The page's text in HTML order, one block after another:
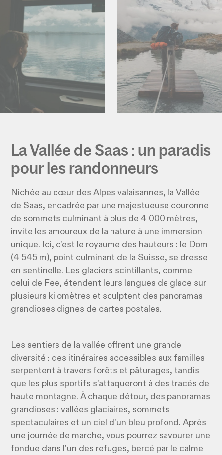
La Vallée de Saas : un paradis
pour les randonneurs
Nichée au cœur des Alpes valaisannes, la Vallée
de Saas, encadrée par une majestueuse couronne
de sommets culminant à plus de 4 000 mètres,
invite les amoureux de la nature à une immersion
unique. Ici, c'est le royaume des hauteurs : le Dom
(4 545 m), point culminant de la Suisse, se dresse
en sentinelle. Les glaciers scintillants, comme
celui de Fee, étendent leurs langues de glace sur
plusieurs kilomètres et sculptent des panoramas
grandioses dignes de cartes postales.
Les sentiers de la vallée offrent une grande
diversité : des itinéraires accessibles aux familles
serpentent à travers forêts et pâturages, tandis
que les plus sportifs s’attaqueront à des tracés de
haute montagne. À chaque détour, des panoramas
grandioses : vallées glaciaires, sommets
spectaculaires et un ciel d’un bleu profond. Après
une journée de marche, vous pourrez savourer une
fondue dans l’un des refuges, bercé par le calme